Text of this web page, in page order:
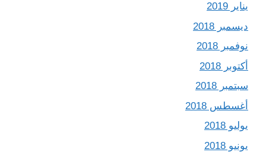
يناير 2019
ديسمبر 2018
نوفمبر 2018
أكتوبر 2018
سبتمبر 2018
أغسطس 2018
يوليو 2018
يونيو 2018